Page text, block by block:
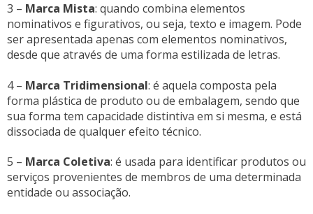
3 – Marca Mista: quando combina elementos
nominativos e figurativos, ou seja, texto e imagem. Pode
ser apresentada apenas com elementos nominativos,
desde que através de uma forma estilizada de letras.
4 – Marca Tridimensional: é aquela composta pela
forma plástica de produto ou de embalagem, sendo que
sua forma tem capacidade distintiva em si mesma, e está
dissociada de qualquer efeito técnico.
5 – Marca Coletiva: é usada para identificar produtos ou
serviços provenientes de membros de uma determinada
entidade ou associação.